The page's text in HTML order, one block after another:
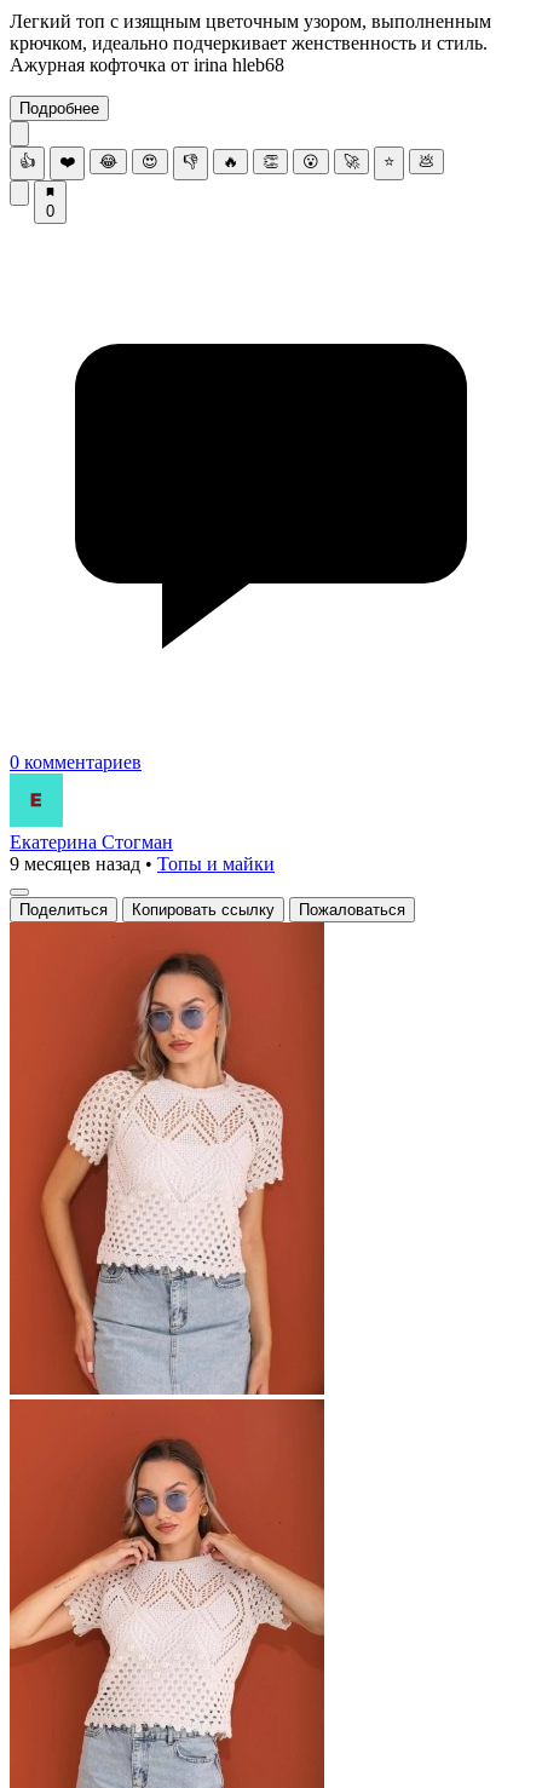
Легкий топ с изящным цветочным узором, выполненным
крючком, идеально подчеркивает женственность и стиль.
Ажурная кофточка от irina hleb68
Подробнее
👍 ❤️ 😂 😍 👎 🔥 👏 😮 🚀 ⭐ 💩
0
0 комментариев
Екатерина Стогман
9 месяцев назад • Топы и майки
Поделиться Копировать ссылку Пожаловаться